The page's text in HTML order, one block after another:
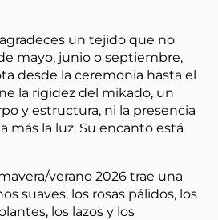
un tejido que no
mayo, junio o septiembre,
desde la ceremonia hasta el
la rigidez del mikado, un
y estructura, ni la presencia
más la luz. Su encanto está
verano 2026 trae una
suaves, los rosas pálidos, los
los lazos y los